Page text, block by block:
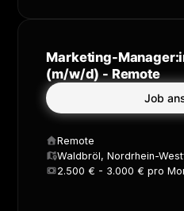
Marketing-
(m/w/d) - Remote
Job
Remote
Waldbröl, Nordrhein-
2.500 € - 3.000 € pro